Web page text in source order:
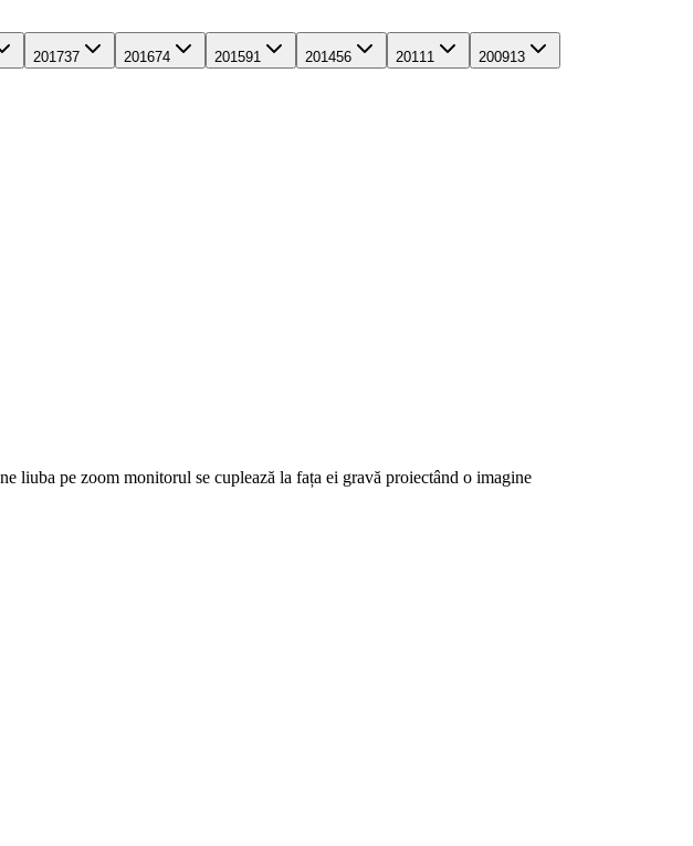
201737 201674 201591 201456 2011 1 200913
liuba pe zoom monitorul se cuplează la fața ei gravă proiectând o imagine